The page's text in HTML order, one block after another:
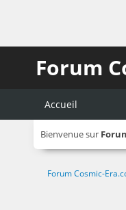
Forum
Accueil
Bienvenue sur
Forum Cosmic-